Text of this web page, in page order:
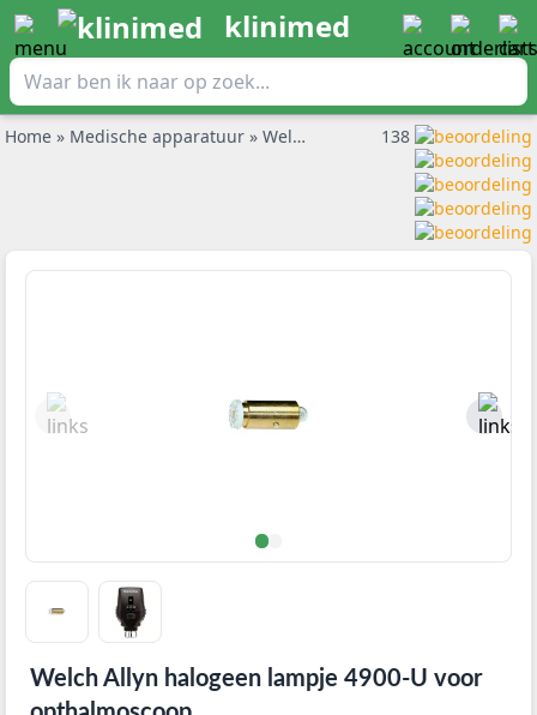
klinimed
Home » Medische apparatuur » Welch Allyn onderdelen »Welch
138
Welch Allyn halogeen lampje 4900-U voor